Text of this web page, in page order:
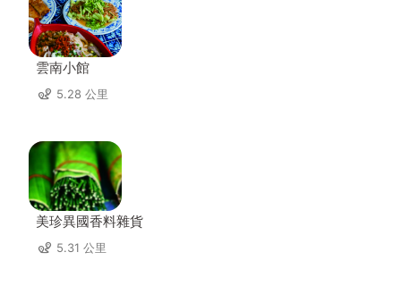
雲南小館
5.28 公里
美珍異國香料雜貨
5.31 公里